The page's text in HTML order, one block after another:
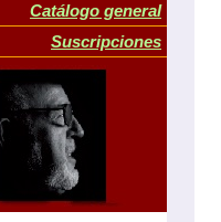
Catálogo general
Suscripciones